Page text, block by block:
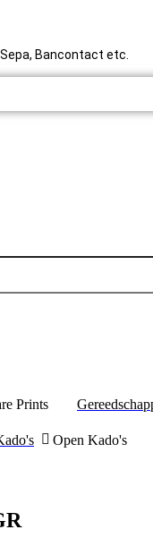
Bancontact etc.
Prints
Open Kado's